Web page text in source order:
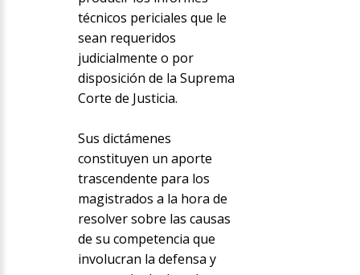
técnicos periciales que le
sean requeridos
judicialmente o por
disposición de la Suprema
Corte de Justicia.
Sus dictámenes
constituyen un aporte
trascendente para los
magistrados a la hora de
resolver sobre las causas
de su competencia que
involucran la defensa y